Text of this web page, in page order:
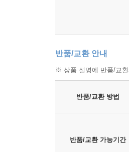
반품/교환 안내
※ 상품 설명에 반품/교
반품/교환 방법
반품/교환 가능기간